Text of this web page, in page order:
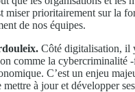
miser prioritairement sur la
de nos équipes.
Côté digitalisation, il
comme la cybercriminalité
C’est un enjeu
mettre à jour et développer